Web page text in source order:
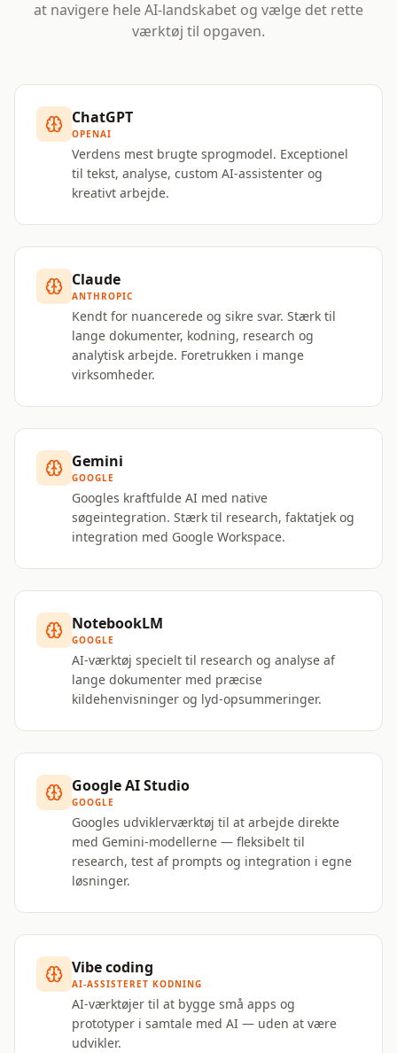
at navigere hele AI-landskabet og vælge det rette
værktøj til opgaven.
ChatGPT
OPENAI
Verdens mest brugte sprogmodel. Exceptionel
til tekst, analyse, custom AI-assistenter og
kreativt arbejde.
Claude
ANTHROPIC
Kendt for nuancerede og sikre svar. Stærk til
lange dokumenter, kodning, research og
analytisk arbejde. Foretrukken i mange
virksomheder.
Gemini
GOOGLE
Googles kraftfulde AI med native
søgeintegration. Stærk til research, faktatjek og
integration med Google Workspace.
NotebookLM
GOOGLE
AI-værktøj specielt til research og analyse af
lange dokumenter med præcise
kildehenvisninger og lyd-opsummeringer.
Google AI Studio
GOOGLE
Googles udviklerværktøj til at arbejde direkte
med Gemini-modellerne — fleksibelt til
research, test af prompts og integration i egne
løsninger.
Vibe coding
AI-ASSISTERET KODNING
AI-værktøjer til at bygge små apps og
prototyper i samtale med AI — uden at være
udvikler.